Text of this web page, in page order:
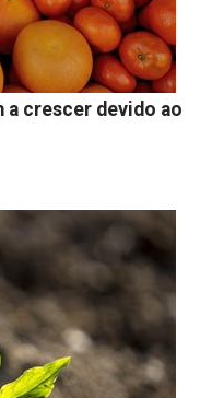
crescer devido ao